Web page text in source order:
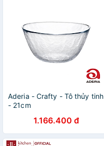
Aderia - Crafty - Tô thủy tinh
- 21cm
1.166.400 đ